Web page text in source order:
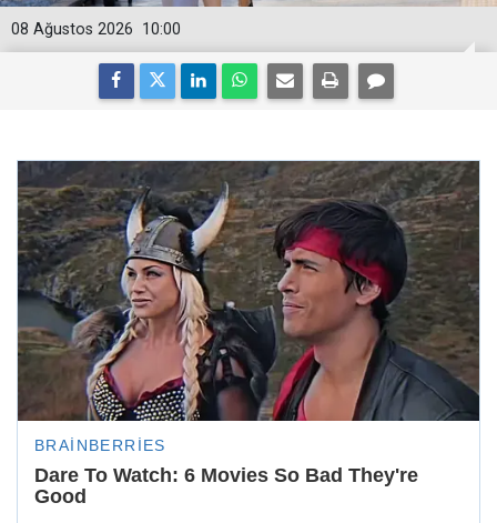
10:00
08 Ağustos 2026